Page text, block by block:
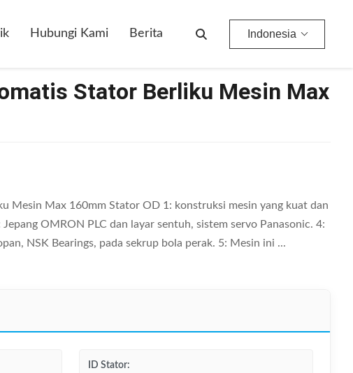
Hubungi Kami Berita Indonesia
Stator Berliku Mesin Max
Mesin Max 160mm Stator OD 1: konstruksi mesin yang kuat dan
OMRON PLC dan layar sentuh, sistem servo Panasonic. 4:
NSK Bearings, pada sekrup bola perak. 5: Mesin ini ...
ID Stator: